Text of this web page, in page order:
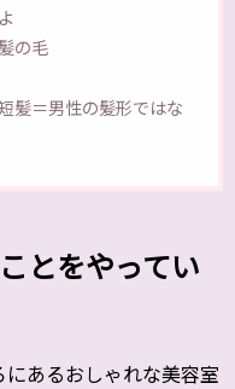
の毛
髪＝男性の髪形ではな
とをやってい
あるおしゃれな美容室